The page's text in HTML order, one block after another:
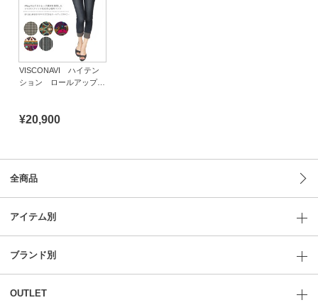
VISCONAVI ハイテン
ション ロールアップス
¥20,900
全商品
アイテム別
ブランド別
OUTLET